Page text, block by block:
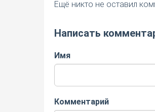
Ещё никто не оставил
Написать
Имя
Комментарий